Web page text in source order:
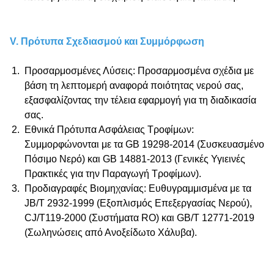
V. Πρότυπα Σχεδιασμού και Συμμόρφωση
Προσαρμοσμένες Λύσεις: Προσαρμοσμένα σχέδια με
βάση τη λεπτομερή αναφορά ποιότητας νερού σας,
εξασφαλίζοντας την τέλεια εφαρμογή για τη διαδικασία
σας.
Εθνικά Πρότυπα Ασφάλειας Τροφίμων:
Συμμορφώνονται με τα GB 19298-2014 (Συσκευασμένο
Πόσιμο Νερό) και GB 14881-2013 (Γενικές Υγιεινές
Πρακτικές για την Παραγωγή Τροφίμων).
Προδιαγραφές Βιομηχανίας: Ευθυγραμμισμένα με τα
JB/T 2932-1999 (Εξοπλισμός Επεξεργασίας Νερού),
CJ/T119-2000 (Συστήματα RO) και GB/T 12771-2019
(Σωληνώσεις από Ανοξείδωτο Χάλυβα).